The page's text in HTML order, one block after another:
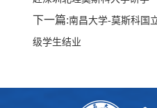
下一篇:南昌大学-莫斯科国
级学生结业